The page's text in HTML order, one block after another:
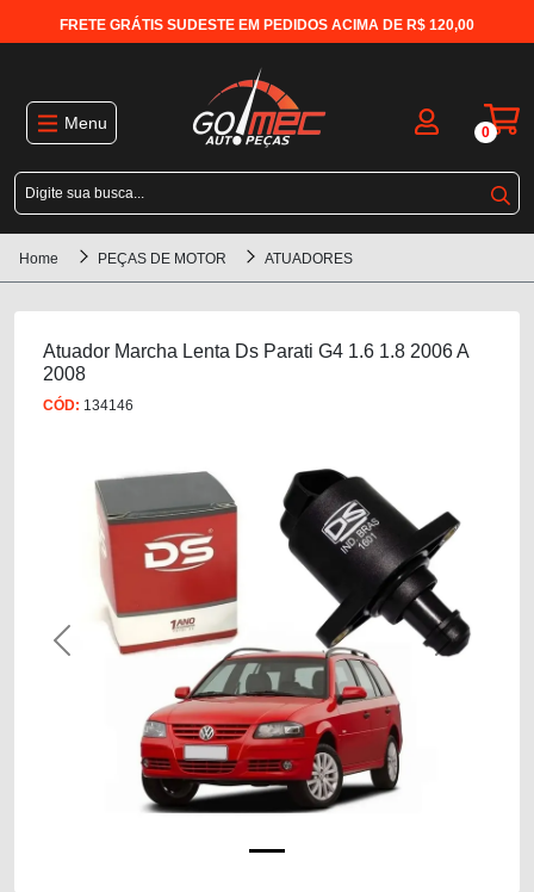
FRETE GRÁTIS SUDESTE EM PEDIDOS ACIMA DE R$ 120,00
Menu 0
Home PEÇAS DE MOTOR ATUADORES
Atuador Marcha Lenta Ds Parati G4 1.6 1.8 2006 A
2008
CÓD: 134146
Previous Next